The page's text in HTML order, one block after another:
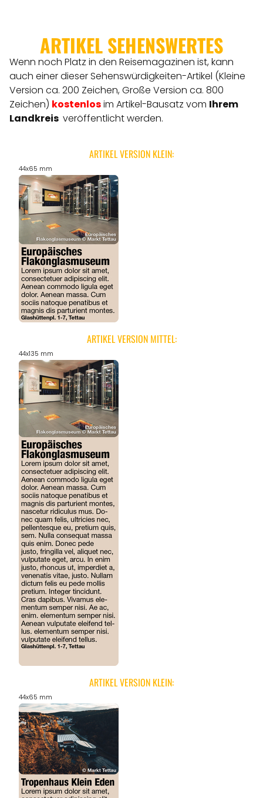
ARTIKEL SEHENSWERTES
Wenn noch Platz in den Reisemagazinen ist, kann
auch einer dieser Sehenswürdigkeiten-Artikel (Kleine
Version ca. 200 Zeichen, Große Version ca. 800
Zeichen) kostenlosim Artikel-Bausatz vom Ihrem
Landkreis veröffentlicht werden.
ARTIKEL VERSION KLEIN:
44x65 mm
ARTIKEL VERSION MITTEL:
44x135 mm
ARTIKEL VERSION KLEIN:
44x65 mm